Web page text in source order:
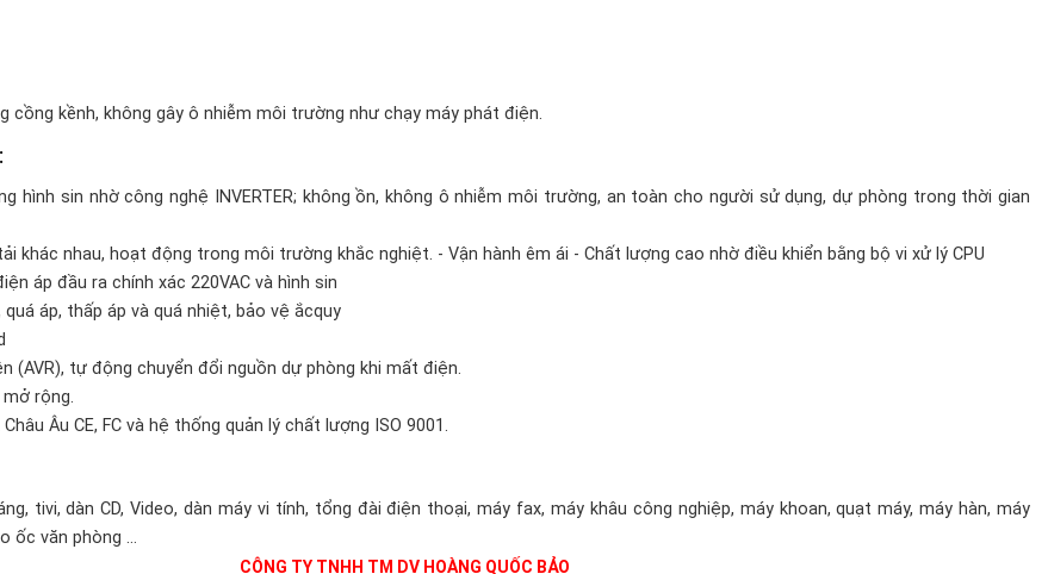
cồng kềnh, không gây ô nhiễm môi trường như chạy máy phát điện.
hình sin nhờ công nghệ INVERTER; không ồn, không ô nhiễm môi trường, an toàn cho người sử dụng, dự phòng trong thời gian
khác nhau, hoạt động trong môi trường khắc nghiệt. - Vận hành êm ái - Chất lượng cao nhờ điều khiển bằng bộ vi xử lý CPU
áp đầu ra chính xác 220VAC và hình sin
áp, thấp áp và quá nhiệt, bảo vệ ắcquy
(AVR), tự động chuyển đổi nguồn dự phòng khi mất điện.
rộng.
Âu CE, FC và hệ thống quản lý chất lượng ISO 9001.
tivi, dàn CD, Video, dàn máy vi tính, tổng đài điện thoại, máy fax, máy khâu công nghiệp, máy khoan, quạt máy, máy hàn, máy
ốc văn phòng …
CÔNG TY TNHH TM DV HOÀNG QUỐC BẢO